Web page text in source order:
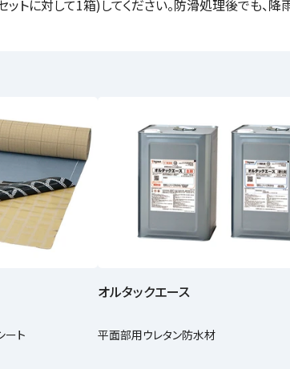
に対して1箱)してください。防滑処理後でも、
ート
オルタックエース
平面部用ウレタン防水材